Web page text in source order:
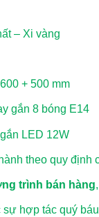
– Xi vàng
+ 500 mm
gắn 8 bóng E14
LED 12W
theo quy định
trình bán hàng
hợp tác quý